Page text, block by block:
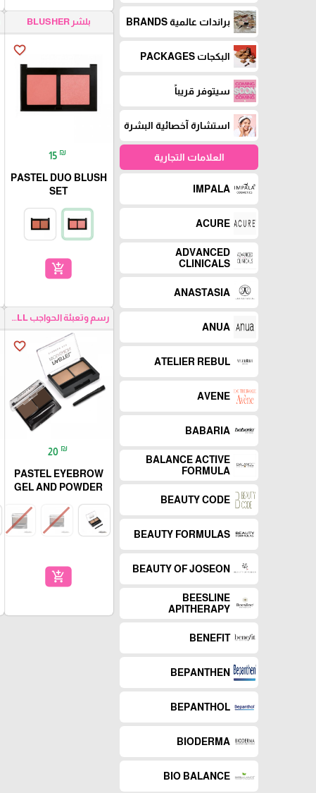
براندات عالمية BRANDS
البكجات PACKAGES
سيتوفر قريباً
استشارة آخصائية البشرة
العلامات التجارية
IMPALA
ACURE
ADVANCED
CLINICALS
ANASTASIA
ANUA
ATELIER REBUL
AVENE
BABARIA
BALANCE ACTIVE
FORMULA
BEAUTY CODE
BEAUTY FORMULAS
BEAUTY OF JOSEON
BEESLINE
APITHERAPY
BENEFIT
BEPANTHEN
BEPANTHOL
BIODERMA
BIO BALANCE
بلشر BLUSHER
favorite_border
15 ₪
PASTEL DUO BLUSH
SET
add_shopping_cart
رسم وتعبئة الحواجب EYEBROW FILL
favorite_border
20 ₪
PASTEL EYEBROW
GEL AND POWDER
add_shopping_cart